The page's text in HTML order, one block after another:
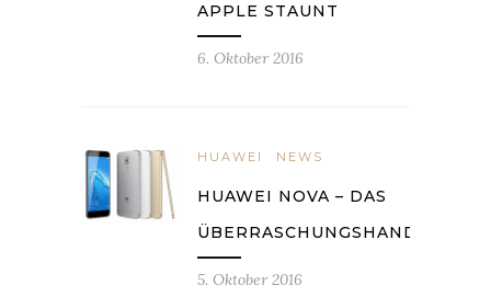
APPLE STAUNT
6. Oktober 2016
HUAWEI NEWS
HUAWEI NOVA – DAS
ÜBERRASCHUNGSHANDY
5. Oktober 2016